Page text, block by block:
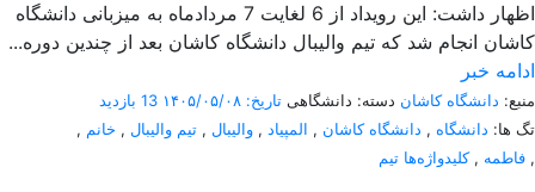
اظهار داشت: این رویداد از 6 لغایت 7 مردادماه به میزبانی دانشگاه
کاشان انجام شد که تیم والیبال دانشگاه کاشان بعد از چندین دوره...
ادامه خبر
منبع: دانشگاه کاشان دسته: دانشگاهی تاریخ: ۱۴۰۵/۰۵/۰۸
13 بازدید
تگ ها: دانشگاه , دانشگاه کاشان , المپیاد , والیبال , تیم والیبال , خانم ,
فاطمه ,کلیدواژه‌ها تیم ,